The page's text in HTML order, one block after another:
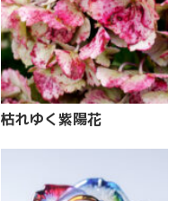
枯れゆく紫陽花